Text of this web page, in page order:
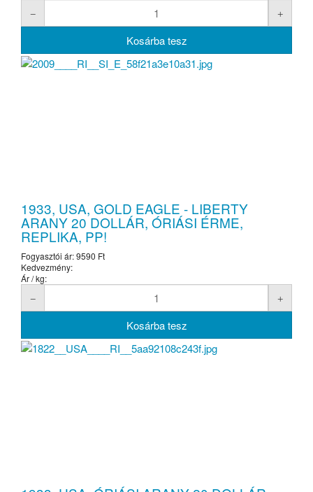
1933, USA, GOLD EAGLE - LIBERTY
ARANY 20 DOLLÁR, ÓRIÁSI ÉRME,
REPLIKA, PP!
Fogyasztói ár:9590 Ft
Kedvezmény:
Ár / kg: